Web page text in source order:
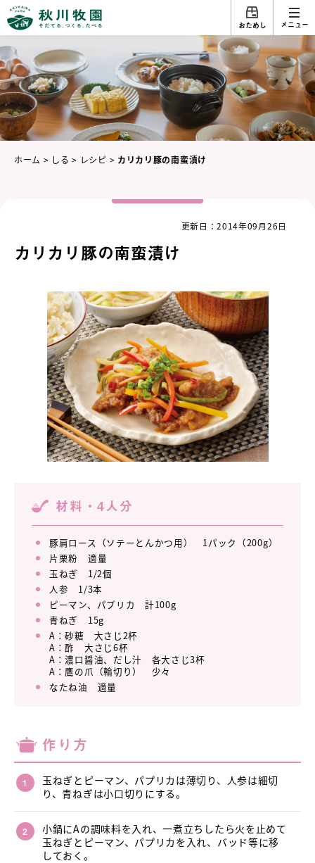
おためし メニュー
ホーム > しる > レシピ > カリカリ豚の南蛮漬け
更新日：2014年09月26日
カリカリ豚の南蛮漬け
材料・4人分
豚肩ロース（ソテーとんかつ用） 1パック（200g）
片栗粉 適量
玉ねぎ 1/2個
人参 1/3本
ピーマン、パプリカ 計100g
青ねぎ 15g
A：砂糖 大さじ2杯
A：酢 大さじ6杯
A：濃口醤油、だし汁 各大さじ3杯
A：鷹の爪（輪切り） 少々
なたね油 適量
作り方
玉ねぎとピーマン、パプリカは薄切り、人参は細切
り、青ねぎは小口切りにする。
小鍋にAの調味料を入れ、一煮立ちしたら火を止めて
玉ねぎとピーマン、パプリカを入れ、バッド等に移
しておく。